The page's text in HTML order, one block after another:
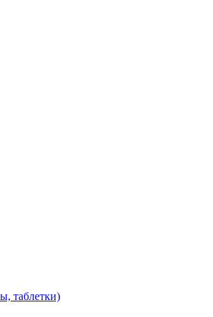
таблетки)